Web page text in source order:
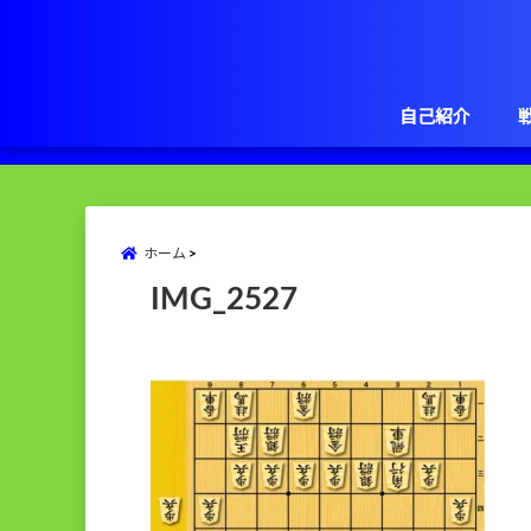
自己紹介
ホーム
IMG_2527